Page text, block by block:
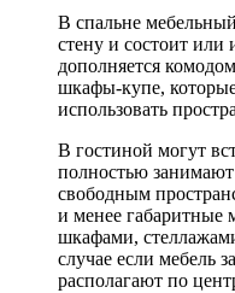
В спальне
стену и состоит
дополняется
шкафы-купе,
использовать
В гостиной могут
полностью
свободным
и менее габаритные
шкафами,
случае если мебель
располагают по